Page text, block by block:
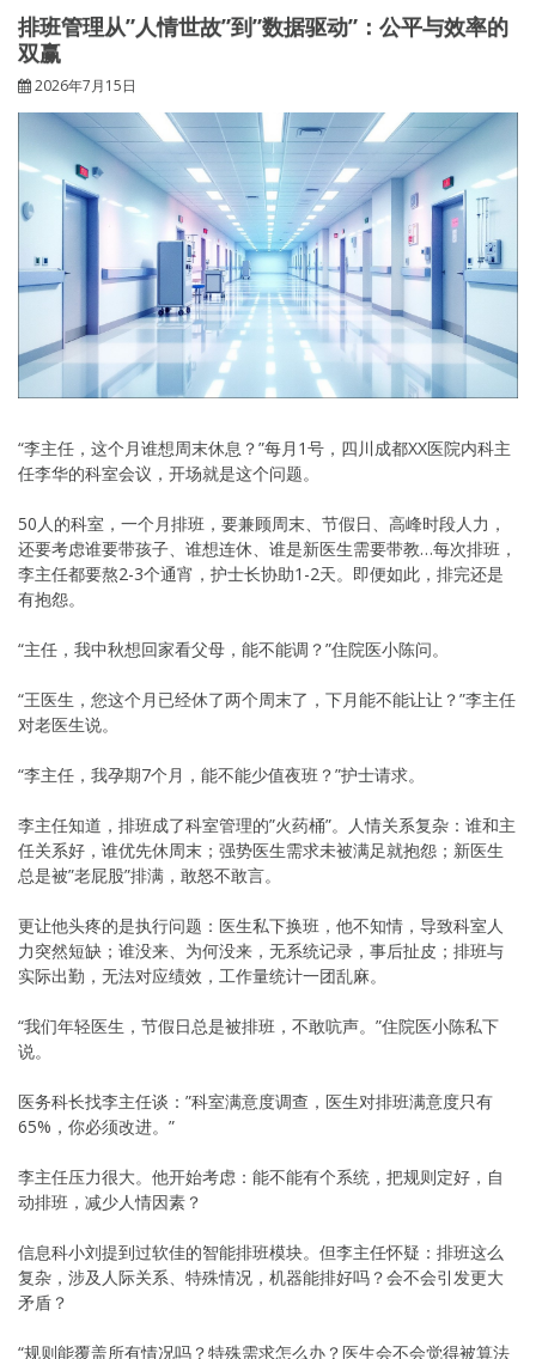
排班管理从”人情世故”到”数据驱动”：公平与效率的
双赢
2026年7月15日
“李主任，这个月谁想周末休息？”每月1号，四川成都XX医院内科主
任李华的科室会议，开场就是这个问题。
50人的科室，一个月排班，要兼顾周末、节假日、高峰时段人力，
还要考虑谁要带孩子、谁想连休、谁是新医生需要带教…每次排班，
李主任都要熬2-3个通宵，护士长协助1-2天。即便如此，排完还是
有抱怨。
“主任，我中秋想回家看父母，能不能调？”住院医小陈问。
“王医生，您这个月已经休了两个周末了，下月能不能让让？”李主任
对老医生说。
“李主任，我孕期7个月，能不能少值夜班？”护士请求。
李主任知道，排班成了科室管理的”火药桶”。人情关系复杂：谁和主
任关系好，谁优先休周末；强势医生需求未被满足就抱怨；新医生
总是被”老屁股”排满，敢怒不敢言。
更让他头疼的是执行问题：医生私下换班，他不知情，导致科室人
力突然短缺；谁没来、为何没来，无系统记录，事后扯皮；排班与
实际出勤，无法对应绩效，工作量统计一团乱麻。
“我们年轻医生，节假日总是被排班，不敢吭声。”住院医小陈私下
说。
医务科长找李主任谈：”科室满意度调查，医生对排班满意度只有
65%，你必须改进。”
李主任压力很大。他开始考虑：能不能有个系统，把规则定好，自
动排班，减少人情因素？
信息科小刘提到过软佳的智能排班模块。但李主任怀疑：排班这么
复杂，涉及人际关系、特殊情况，机器能排好吗？会不会引发更大
矛盾？
“规则能覆盖所有情况吗？特殊需求怎么办？医生会不会觉得被算法